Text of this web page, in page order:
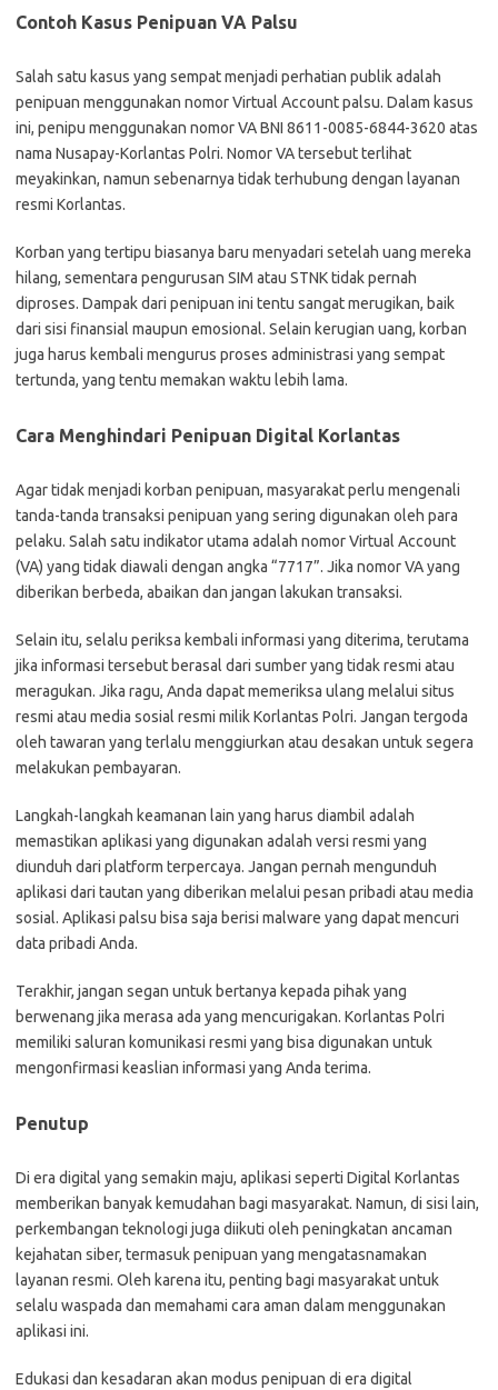
Contoh Kasus Penipuan VA Palsu
Salah satu kasus yang sempat menjadi perhatian publik adalah
penipuan menggunakan nomor Virtual Account palsu. Dalam kasus
ini, penipu menggunakan nomor VA BNI 8611-0085-6844-3620 atas
nama Nusapay-Korlantas Polri. Nomor VA tersebut terlihat
meyakinkan, namun sebenarnya tidak terhubung dengan layanan
resmi Korlantas.
Korban yang tertipu biasanya baru menyadari setelah uang mereka
hilang, sementara pengurusan SIM atau STNK tidak pernah
diproses. Dampak dari penipuan ini tentu sangat merugikan, baik
dari sisi finansial maupun emosional. Selain kerugian uang, korban
juga harus kembali mengurus proses administrasi yang sempat
tertunda, yang tentu memakan waktu lebih lama.
Cara Menghindari Penipuan Digital Korlantas
Agar tidak menjadi korban penipuan, masyarakat perlu mengenali
tanda-tanda transaksi penipuan yang sering digunakan oleh para
pelaku. Salah satu indikator utama adalah nomor Virtual Account
(VA) yang tidak diawali dengan angka “7717”. Jika nomor VA yang
diberikan berbeda, abaikan dan jangan lakukan transaksi.
Selain itu, selalu periksa kembali informasi yang diterima, terutama
jika informasi tersebut berasal dari sumber yang tidak resmi atau
meragukan. Jika ragu, Anda dapat memeriksa ulang melalui situs
resmi atau media sosial resmi milik Korlantas Polri. Jangan tergoda
oleh tawaran yang terlalu menggiurkan atau desakan untuk segera
melakukan pembayaran.
Langkah-langkah keamanan lain yang harus diambil adalah
memastikan aplikasi yang digunakan adalah versi resmi yang
diunduh dari platform terpercaya. Jangan pernah mengunduh
aplikasi dari tautan yang diberikan melalui pesan pribadi atau media
sosial. Aplikasi palsu bisa saja berisi malware yang dapat mencuri
data pribadi Anda.
Terakhir, jangan segan untuk bertanya kepada pihak yang
berwenang jika merasa ada yang mencurigakan. Korlantas Polri
memiliki saluran komunikasi resmi yang bisa digunakan untuk
mengonfirmasi keaslian informasi yang Anda terima.
Penutup
Di era digital yang semakin maju, aplikasi seperti Digital Korlantas
memberikan banyak kemudahan bagi masyarakat. Namun, di sisi lain,
perkembangan teknologi juga diikuti oleh peningkatan ancaman
kejahatan siber, termasuk penipuan yang mengatasnamakan
layanan resmi. Oleh karena itu, penting bagi masyarakat untuk
selalu waspada dan memahami cara aman dalam menggunakan
aplikasi ini.
Edukasi dan kesadaran akan modus penipuan di era digital